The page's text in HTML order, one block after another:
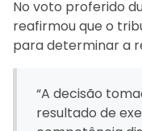
No voto proferido
reafirmou que o
para determinar a
“A decisão
resultado de